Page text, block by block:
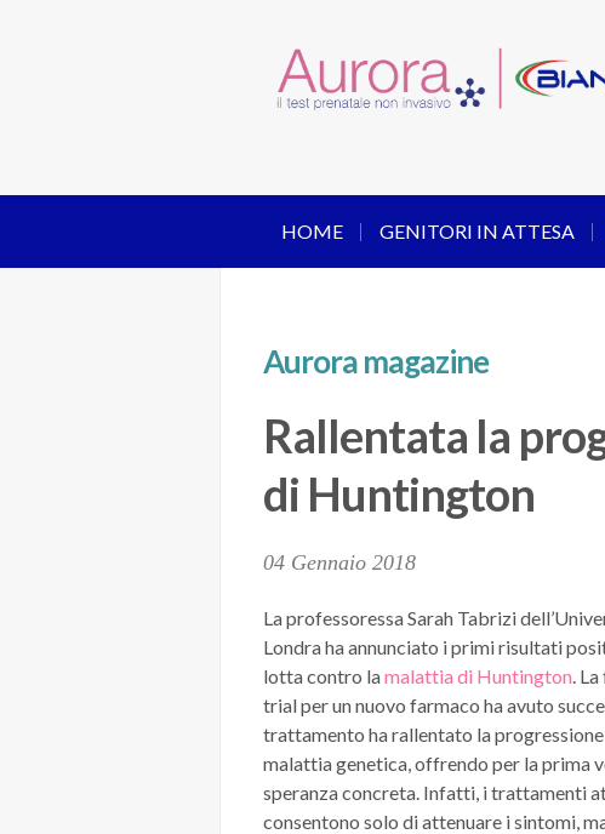
HOME GENITORI IN ATTESA
Aurora magazine
Rallentata la
di Huntington
04 Gennaio 2018
La professoressa Sarah Tabrizi
Londra ha annunciato i primi risultati
lotta contro lamalattia di Huntington.
trial per un nuovo farmaco ha avuto
trattamento ha rallentato la
malattia genetica, offrendo per la prima
speranza concreta. Infatti, i trattamenti
consentono solo di attenuare i sintomi,